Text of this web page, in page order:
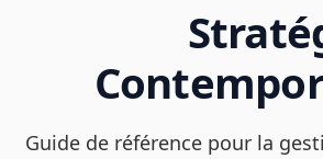
Guide de référence pour la